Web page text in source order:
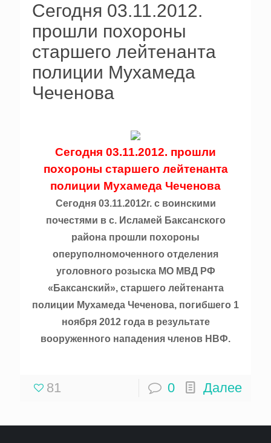
Сегодня 03.11.2012.
прошли похороны
cтаршего лейтенанта
полиции Мухамеда
Чеченова
Сегодня 03.11.2012. прошли
похороны cтаршего лейтенанта
полиции Мухамеда Чеченова
Сегодня 03.11.2012г. с воинскими
почестями в с. Исламей Баксанского
района прошли похороны
оперуполномоченного отделения
уголовного розыска МО МВД РФ
«Баксанский», старшего лейтенанта
полиции Мухамеда Чеченова, погибшего 1
ноября 2012 года в результате
вооруженного нападения членов НВФ.
81 0 Далее